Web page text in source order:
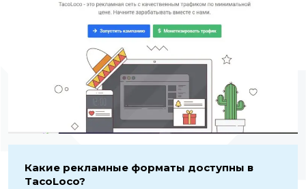
Какие рекламные форматы доступны в
TacoLoco?